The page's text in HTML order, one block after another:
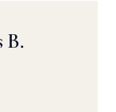
B.